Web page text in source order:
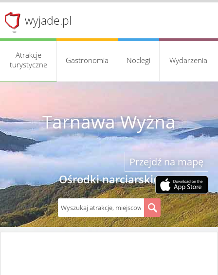
wyjade.pl
Atrakcje
turystyczne
Gastronomia Noclegi Wydarzenia
Tarnawa Wyżna
Ośrodki narciarskie
Przejdź na mapę